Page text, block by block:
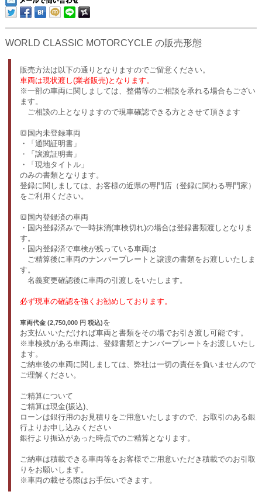
WORLD CLASSIC MOTORCYCLE の販売形態
販売方法は以下の通りとなりますのでご留意ください。
車両は現状渡し(業者販売)となります。
※一部の車両に関しましては、整備等のご相談を承れる場合もござい
ます。
ご相談の上となりますので現車確認できる方とさせて頂きます
🔳国内未登録車両
・「通関証明書」
・「譲渡証明書」
・「現地タイトル」
のみの書類となります。
登録に関しましては、お客様の近県の専門店（登録に関わる専門家）
をご利用ください。
🔳国内登録済の車両
・国内登録済みで一時抹消(車検切れ)の場合は登録書類渡しとなりま
す。
・国内登録済で車検が残っている車両は
ご精算後に車両のナンバープレートと譲渡の書類をお渡しいたしま
す。
名義変更確認後に車両の引渡しをいたします。
必ず現車の確認を強くお勧めしております。
車両代金 (2,750,000 円 税込)を
お支払いいただければ車両と書類をその場でお引き渡し可能です。
※車検残がある車両は、登録書類とナンバープレートをお渡しいたし
ます。
ご納車後の車両に関しましては、弊社は一切の責任を負いませんので
ご理解ください。
ご精算について
ご精算は現金(振込)、
ローンは銀行用のお見積りをご用意いたしますので、お取引のある銀
行よりお申し込みください
銀行より振込があった時点でのご精算となります。
ご納車は積載できる車両等をお客様でご用意いただき積載でのお引取
りをお願いします。
※車両の載せる際はお手伝いできます。